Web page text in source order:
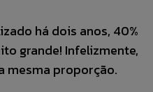
há dois anos, 40%
grande! Infelizmente,
mesma proporção.